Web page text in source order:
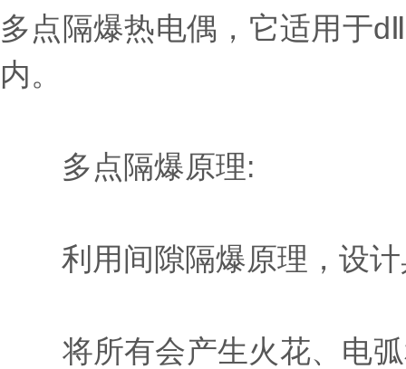
多点隔爆热电偶，它适用于
内。
多点隔爆原理:
利用间隙隔爆原理，设计
将所有会产生火花、电弧